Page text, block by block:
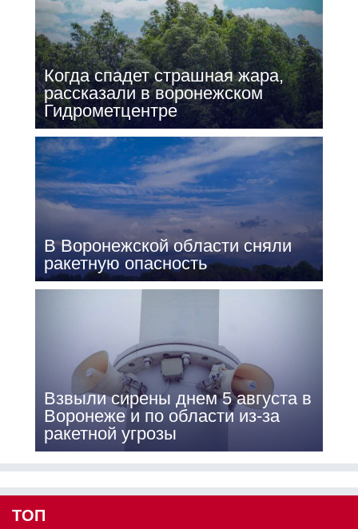
Когда спадет страшная жара,
рассказали в воронежском
Гидрометцентре
В Воронежской области сняли
ракетную опасность
Взвыли сирены днем 5 августа в
Воронеже и по области из-за
ракетной угрозы
ТОП